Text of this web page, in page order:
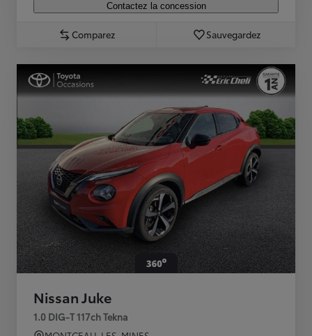
Contactez la concession
Comparez Sauvegardez
Nissan Juke
1.0 DIG-T 117ch Tekna